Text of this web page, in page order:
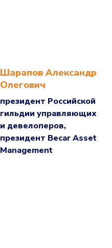
Шарапов Александр
Олегович
президент Российской
гильдии управляющих
и девелоперов,
президент Becar Asset
Management